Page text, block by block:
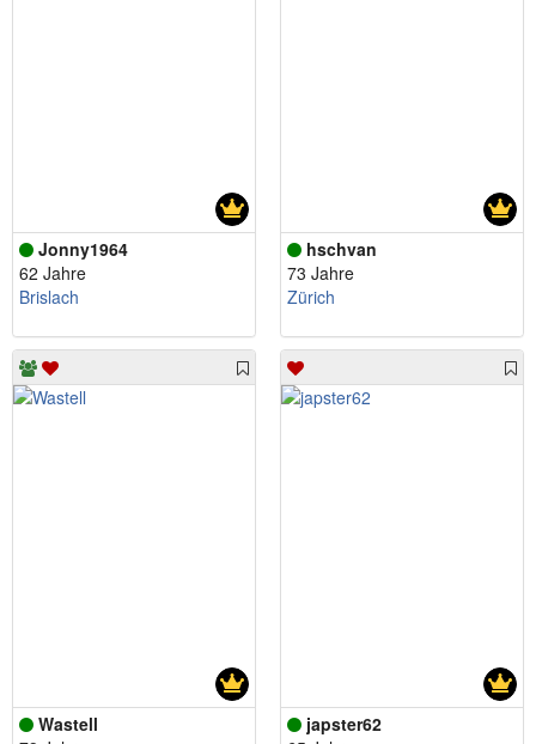
Jonny1964
62 Jahre
Brislach
hschvan
73 Jahre
Zürich
Wastell
japster62